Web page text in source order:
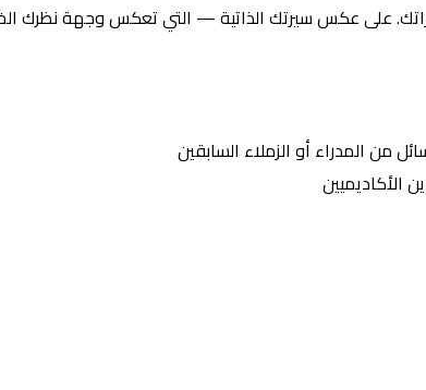
على عكس سيرتك الذاتية — التي تعكس وجهة نظرك
من المدراء أو الزملاء السابقين